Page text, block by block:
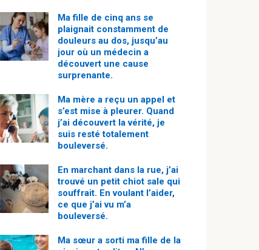
Ma fille de cinq ans se
plaignait constamment de
douleurs au dos, jusqu’au
jour où un médecin a
découvert une cause
surprenante.
Ma mère a reçu un appel et
s’est mise à pleurer. Quand
j’ai découvert la vérité, je
suis resté totalement
bouleversé.
En marchant dans la rue, j’ai
trouvé un petit chiot sale qui
souffrait. En voulant l’aider,
ce que j’ai vu m’a
bouleversé.
Ma sœur a sorti ma fille de la